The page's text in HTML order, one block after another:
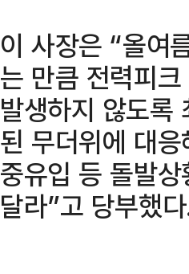
이 사장은 “올여
는 만큼 전력피
발생하지 않도록
된 무더위에 대
중유입 등 돌발
달라”고 당부했